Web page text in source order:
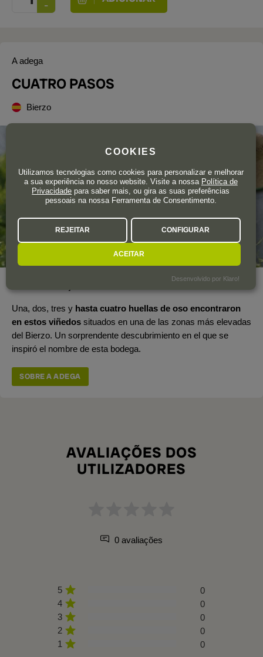
A adega
CUATRO PASOS
Bierzo
Una, dos, tres y hasta cuatro huellas de oso encontraron
en estos viñedos situados en una de las zonas más elevadas
del Bierzo. Un sorprendente descubrimiento en el que se
inspiró el nombre de esta bodega.
SOBRE A ADEGA
AVALIAÇÕES DOS
UTILIZADORES
0 avaliações
5
0
4
0
3
0
2
0
1
0
COOKIES
Utilizamos tecnologias como cookies para personalizar e melhorar
a sua experiência no nosso website. Visite a nossa Política de
Privacidade para saber mais, ou gira as suas preferências
pessoais na nossa Ferramenta de Consentimento.
REJEITAR CONFIGURAR
ACEITAR
Desenvolvido por Klaro!